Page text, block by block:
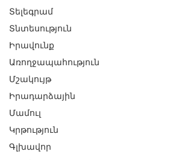
Տելեգրամ
Տնտեսություն
Իրավունք
Առողջապահություն
Մշակույթ
Իրադարձային
Մամուլ
Կրթություն
Գլխավոր